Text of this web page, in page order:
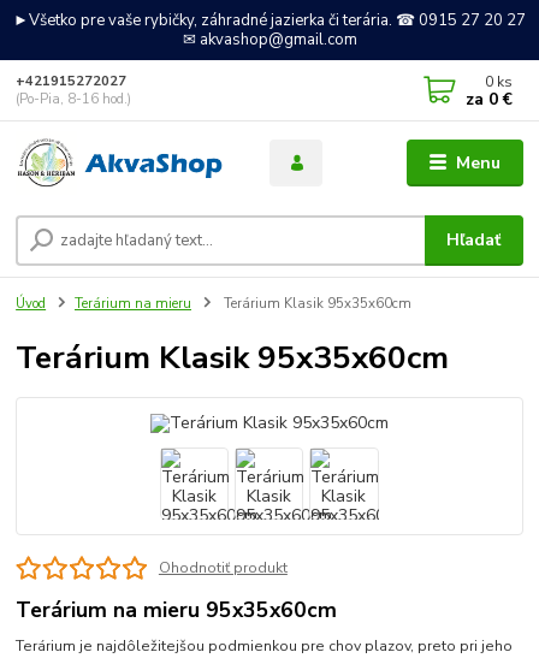
►Všetko pre vaše rybičky, záhradné jazierka či terária. ☎ 0915 27 20 27
✉ akvashop@gmail.com
Menu
Hľadať
+421915272027
(Po-Pia, 8-16 hod.)
0 ks
za 0 €
Úvod Terárium na mieru Terárium Klasik 95x35x60cm
Terárium Klasik 95x35x60cm
Ohodnotiť produkt
Terárium na mieru 95x35x60cm
Terárium je najdôležitejšou podmienkou pre chov plazov, preto pri jeho